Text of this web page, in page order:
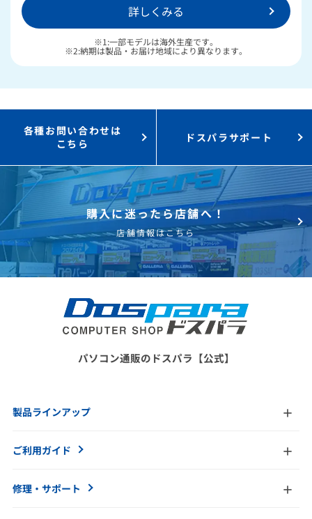
36回まで無料！
新品のパーツ・周辺機器送料無料！
月額会員ならPC＋主要パーツ物損保証！
購入時のPC下取り3,000円値引き！
詳しくみる
※1:一部モデルは海外生産です。
※2:納期は製品・お届け地域により異なります。
各種お問い合わせは
こちら
ドスパラサポート
購入に迷ったら店舗へ！
店舗情報はこちら
パソコン通販のドスパラ【公式】
製品ラインアップ
ご利用ガイド
修理・サポート